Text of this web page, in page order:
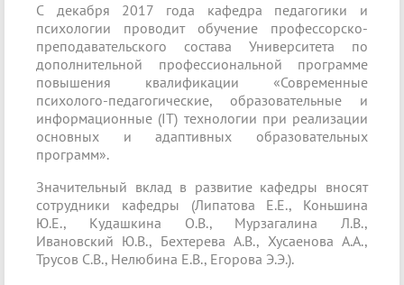
С декабря 2017 года кафедра педагогики и
психологии проводит обучение профессорско-
преподавательского состава Университета по
дополнительной профессиональной программе
повышения квалификации «Современные
психолого-педагогические, образовательные и
информационные (IT) технологии при реализации
основных и адаптивных образовательных
программ».
Значительный вклад в развитие кафедры вносят
сотрудники кафедры (Липатова Е.Е., Коньшина
Ю.Е., Кудашкина О.В., Мурзагалина Л.В.,
Ивановский Ю.В., Бехтерева А.В., Хусаенова А.А.,
Трусов С.В., Нелюбина Е.В., Егорова Э.Э.).